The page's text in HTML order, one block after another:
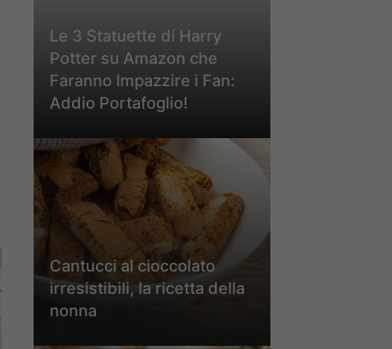
Le 3 Statuette di Harry
Potter su Amazon che
Faranno Impazzire i Fan:
Addio Portafoglio!
Cantucci al cioccolato
irresistibili, la ricetta della
nonna